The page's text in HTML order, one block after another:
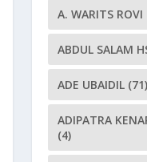
A. WARITS ROVI
ABDUL SALAM
ADE UBAIDIL (71)
ADIPATRA
(4)